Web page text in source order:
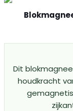
Dit
houdkracht